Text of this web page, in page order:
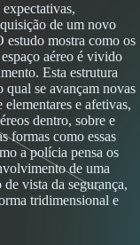
de um novo
estudo mostra como os
aéreo é vivido
Esta estrutura
qual se avançam novas
elementares e afetivas,
dentro, sobre e
formas como essas
a polícia pensa os
de uma
de vista da segurança,
tridimensional e